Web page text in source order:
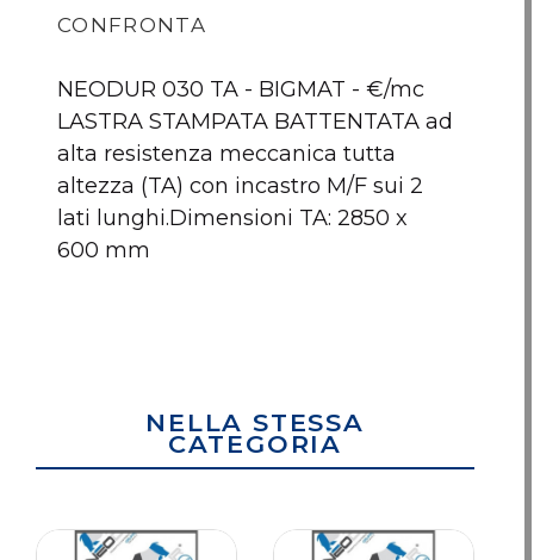
CONFRONTA
NEODUR 030 TA - BIGMAT - €/mc
LASTRA STAMPATA BATTENTATA ad
alta resistenza meccanica tutta
altezza (TA) con incastro M/F sui 2
lati lunghi.Dimensioni TA: 2850 x
600 mm
NELLA STESSA
CATEGORIA